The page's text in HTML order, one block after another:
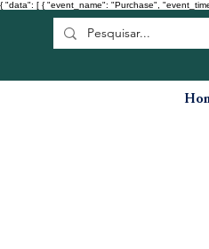
{ "data": [ { "event_name": "Purchase",